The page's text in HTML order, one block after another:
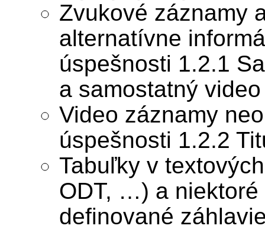
Zvukové záznamy
alternatívne
úspešnosti 1.2.1
a samostatný
Video záznamy
úspešnosti 1.2.2
Tabuľky v
ODT, …) a niektoré
definované